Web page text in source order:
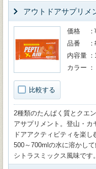
アウトドアサプリメ
比較する
価格
品番
内容量
カラー
2種類のたんぱく質とクエ
アサプリメント。登山・カ
ドアアクティビティを楽し
500～700mlの水に溶かし
シトラスミックス風味です。